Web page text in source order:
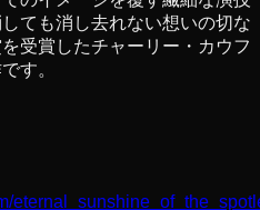
ても消し去れない想いの切な
受賞したチャーリー・カウフ
す。